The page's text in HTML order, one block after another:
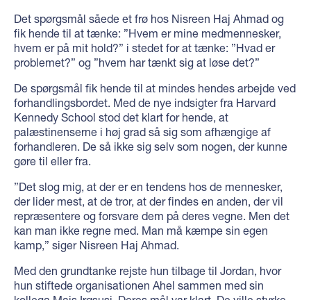
Det spørgsmål såede et frø hos Nisreen Haj Ahmad og
fik hende til at tænke: ”Hvem er mine medmennesker,
hvem er på mit hold?” i stedet for at tænke: ”Hvad er
problemet?” og ”hvem har tænkt sig at løse det?”
De spørgsmål fik hende til at mindes hendes arbejde ved
forhandlingsbordet. Med de nye indsigter fra Harvard
Kennedy School stod det klart for hende, at
palæstinenserne i høj grad så sig som afhængige af
forhandleren. De så ikke sig selv som nogen, der kunne
gøre til eller fra.
”Det slog mig, at der er en tendens hos de mennesker,
der lider mest, at de tror, at der findes en anden, der vil
repræsentere og forsvare dem på deres vegne. Men det
kan man ikke regne med. Man må kæmpe sin egen
kamp,” siger Nisreen Haj Ahmad.
Med den grundtanke rejste hun tilbage til Jordan, hvor
hun stiftede organisationen Ahel sammen med sin